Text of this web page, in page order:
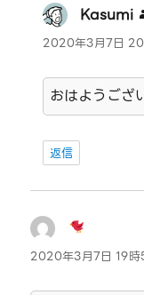
Kasumi
2020年3月7日
おはようござ
返信
り:
2020年3月7日 19